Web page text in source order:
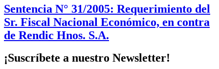
Sentencia N° 31/2005: Requerimiento del
Sr. Fiscal Nacional Económico, en contra
de Rendic Hnos. S.A.
¡Suscríbete a nuestro Newsletter!